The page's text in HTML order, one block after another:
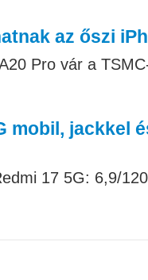
az őszi
Pro vár a
mobil, jackkel
17 5G: 6,9/